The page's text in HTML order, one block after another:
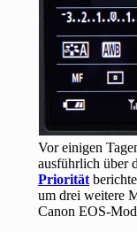
Vor einigen
ausführlich über
Priorität
um drei weitere
Canon EOS-